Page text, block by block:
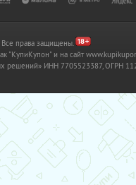
права защищены.
"КупиКупон" и на сайт
решений» ИНН 7705523387, ОГРН